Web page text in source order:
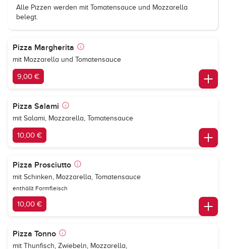
Alle Pizzen werden mit Tomatensauce und Mozzarella
belegt.
Pizza Margherita
mit Mozzarella und Tomatensauce
9,00 €
Pizza Salami
mit Salami, Mozzarella, Tomatensauce
10,00 €
Pizza Prosciutto
mit Schinken, Mozzarella, Tomatensauce
enthällt Formfleisch
10,00 €
Pizza Tonno
mit Thunfisch, Zwiebeln, Mozzarella,